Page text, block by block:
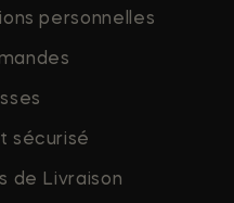
personnelles
sécurisé
de Livraison